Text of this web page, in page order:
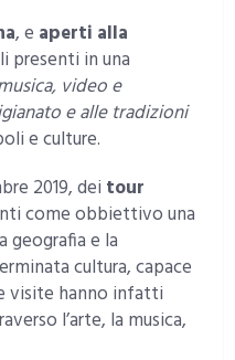
, e aperti alla
presenti in una
video e
e alle tradizioni
e culture.
2019, dei tour
come obbiettivo una
geografia e la
cultura, capace
visite hanno infatti
l’arte, la musica,